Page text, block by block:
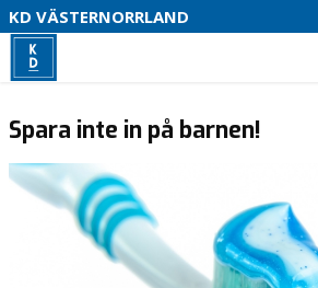
KD VÄSTERNORRLAND
VÅR POLITIK
PARTIDISTRIKTET
Spara inte in på barnen!